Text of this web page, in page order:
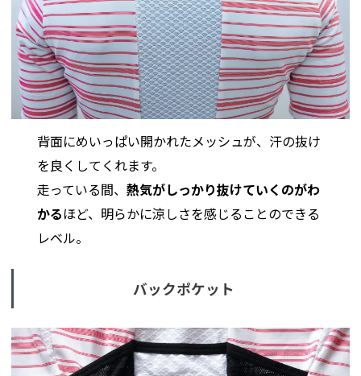
背面にめいっぱい開かれたメッシュが、汗の抜け
を良くしてくれます。
走っている間、熱気がしっかり抜けていくのがわ
かるほど、明らかに涼しさを感じることのできる
レベル。
バックポケット